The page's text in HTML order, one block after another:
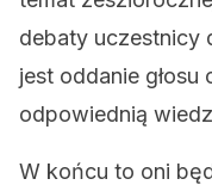
debaty uczestnicy
jest oddanie
odpowiednią
W końcu to oni